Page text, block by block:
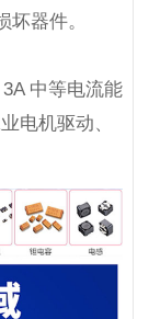
器件。
中等电流能
电机驱动、